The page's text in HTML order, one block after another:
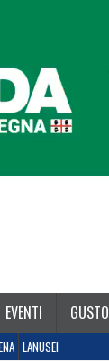
EVENTI GUSTO
LANUSEI